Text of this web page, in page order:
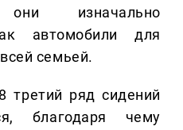
изначально
автомобили для
семьей.
третий ряд сидений
благодаря чему